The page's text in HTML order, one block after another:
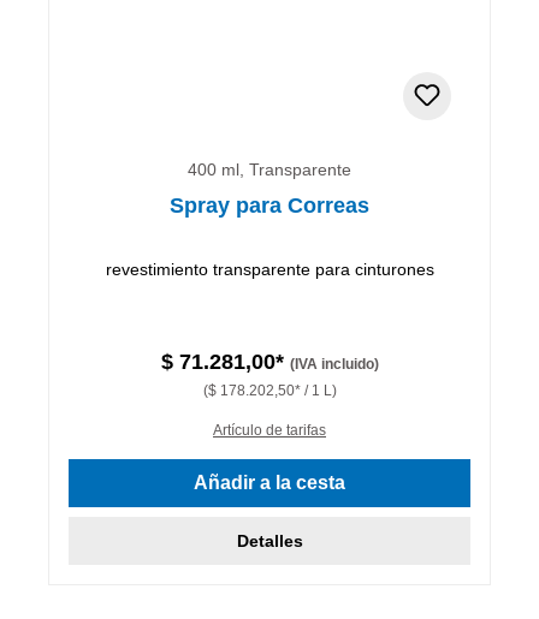
400 ml, Transparente
Spray para Correas
revestimiento transparente para cinturones
$ 71.281,00* (IVA incluido)
($ 178.202,50* / 1 L)
Artículo de tarifas
Añadir a la cesta
Detalles